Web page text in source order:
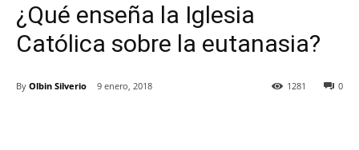
¿Qué enseña la Iglesia
Católica sobre la eutanasia?
By Olbin Silverio 9 enero, 2018 0
1281